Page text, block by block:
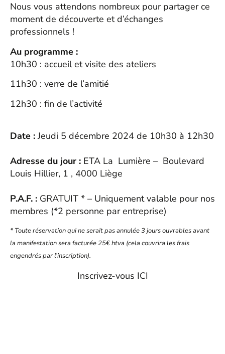
Nous vous attendons nombreux pour partager ce
moment de découverte et d’échanges
professionnels !
Au programme :
10h30 : accueil et visite des ateliers
11h30 : verre de l’amitié
12h30 : fin de l’activité
Date :Jeudi 5 décembre 2024 de 10h30 à 12h30
Adresse du jour : ETA La Lumière – Boulevard
Louis Hillier, 1 , 4000 Liège
P.A.F. : GRATUIT * – Uniquement valable pour nos
membres (*2 personne par entreprise)
* Toute réservation qui ne serait pas annulée 3 jours ouvrables avant
la manifestation sera facturée 25€ htva (cela couvrira les frais
engendrés par l’inscription).
Inscrivez-vous ICI